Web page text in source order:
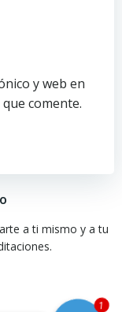
y web en
comente.
a ti mismo y a tu
1